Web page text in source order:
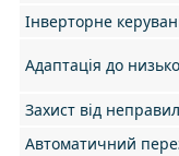
Інверторне
Адаптація до
Захист від
Автоматичний